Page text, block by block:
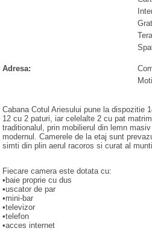
Adresa:
Cabana Cotul Ariesului pune la dispozitie
12 cu 2 paturi, iar celelalte 2 cu pat
traditionalul, prin mobilierul din lemn
modernul. Camerele de la etaj sunt
simti din plin aerul racoros si curat al
Fiecare camera este dotata cu:
•baie proprie cu dus
•uscator de par
•mini-bar
•televizor
•telefon
•acces internet